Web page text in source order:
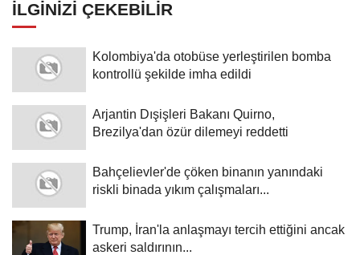
İLGINIZI ÇEKEBILIR
Kolombiya'da otobüse yerleştirilen bomba
kontrollü şekilde imha edildi
Arjantin Dışişleri Bakanı Quirno,
Brezilya'dan özür dilemeyi reddetti
Bahçelievler'de çöken binanın yanındaki
riskli binada yıkım çalışmaları...
Trump, İran'la anlaşmayı tercih ettiğini ancak
askeri saldırının...